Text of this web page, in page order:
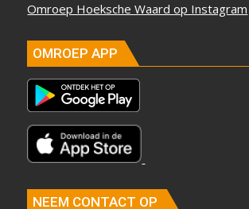
Omroep Hoeksche Waard op Instagram
OMROEP APP
NEEM CONTACT OP